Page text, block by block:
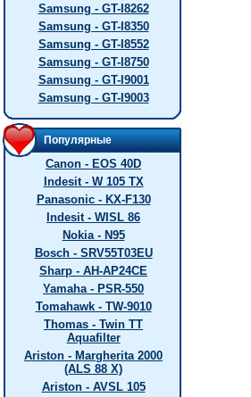
Samsung - GT-I8262
Samsung - GT-I8350
Samsung - GT-I8552
Samsung - GT-I8750
Samsung - GT-I9001
Samsung - GT-I9003
Популярные
Canon - EOS 40D
Indesit - W 105 TX
Panasonic - KX-F130
Indesit - WISL 86
Nokia - N95
Bosch - SRV55T03EU
Sharp - AH-AP24CE
Yamaha - PSR-550
Tomahawk - TW-9010
Thomas - Twin TT
Aquafilter
Ariston - Margherita 2000
(ALS 88 X)
Ariston - AVSL 105